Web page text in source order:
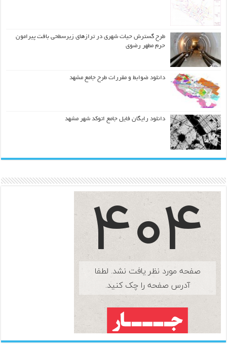
طرح گسترش حیات شهري در ترازهاي زیرسطحی بافت پیرامون
حرم مطهر رضوي
دانلود ضوابط و مقررات طرح جامع مشهد
دانلود رایگان فایل جامع اتوکد شهر مشهد